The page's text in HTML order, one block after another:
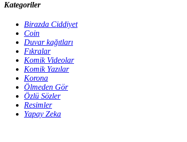
Kategoriler
Birazda Ciddiyet
Coin
Duvar kağıtları
Fıkralar
Komik Videolar
Komik Yazılar
Korona
Ölmeden Gör
Özlü Sözler
Resimler
Yapay Zeka